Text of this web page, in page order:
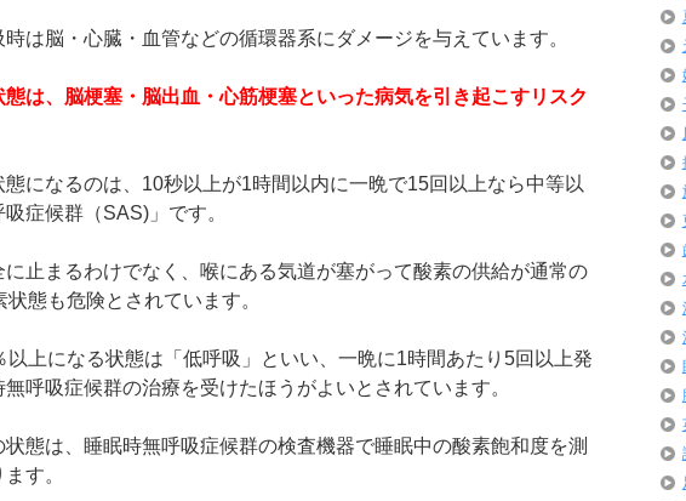
は脳・心臓・血管などの循環器系にダメージを与えています。
態は、脳梗塞・脳出血・心筋梗塞といった病気を引き起こすリスク
態になるのは、10秒以上が1時間以内に一晩で15回以上なら中等以
吸症候群（SAS)」です。
に止まるわけでなく、喉にある気道が塞がって酸素の供給が通常の
態も危険とされています。
以上になる状態は「低呼吸」といい、一晩に1時間あたり5回以上発
呼吸症候群の治療を受けたほうがよいとされています。
態は、睡眠時無呼吸症候群の検査機器で睡眠中の酸素飽和度を測
す。